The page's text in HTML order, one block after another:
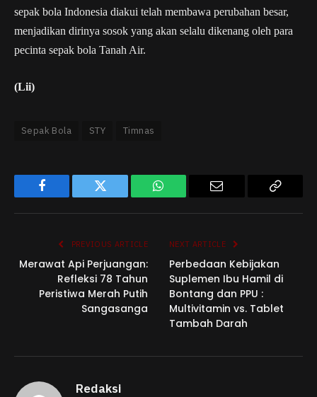
sepak bola Indonesia diakui telah membawa perubahan besar,
menjadikan dirinya sosok yang akan selalu dikenang oleh para
pecinta sepak bola Tanah Air.
(Lii)
Sepak Bola STY Timnas
Facebook Twitter WhatsApp
PREVIOUS ARTICLE
Merawat Api Perjuangan:
Refleksi 78 Tahun
Peristiwa Merah Putih
Sangasanga
NEXT ARTICLE
Perbedaan Kebijakan
Suplemen Ibu Hamil di
Bontang dan PPU :
Multivitamin vs. Tablet
Tambah Darah
Redaksi